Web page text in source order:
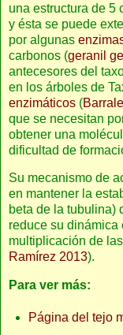
una estructura de 5
y ésta se puede
por algunas
carbonos (geranil
antecesores del
en los árboles de
enzimáticos (
que se necesitan
obtener una
dificultad de
Su mecanismo de
en mantener la
beta de la tubulina)
reduce su dinámica
multiplicación de
Ramírez 2013).
Para ver más:
Página del tejo